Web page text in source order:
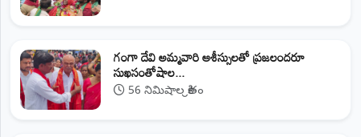
గంగా దేవి అమ్మవారి ఆశీస్సులతో ప్రజలందరూ
సుఖసంతోషాల...
56 నిమిషాల క్రితం